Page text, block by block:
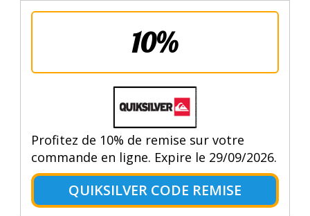
10%
Profitez de 10% de remise sur votre
commande en ligne. Expire le 29/09/2026.
QUIKSILVER CODE REMISE